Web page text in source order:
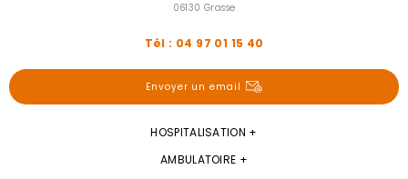
06130 Grasse
Tél : 04 97 01 15 40
Envoyer un email
HOSPITALISATION
AMBULATOIRE